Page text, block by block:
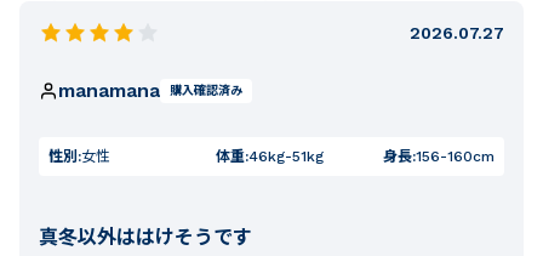
2026.07.27
manamana 購入確認済み
性別:女性 体重:46kg-51kg 身長:156-160cm
真冬以外ははけそうです